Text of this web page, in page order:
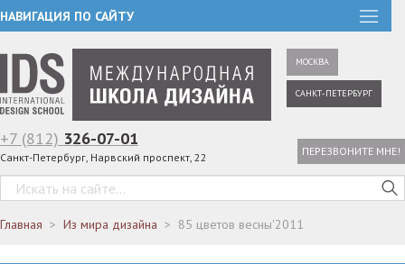
НАВИГАЦИЯ ПО САЙТУ
МОСКВА
САНКТ-ПЕТЕРБУРГ
+7 (812) 326-07-01
Санкт-Петербург, Нарвский проспект, 22 ПЕРЕЗВОНИТЕ МНЕ!
Главная Из мира дизайна 85 цветов весны'2011